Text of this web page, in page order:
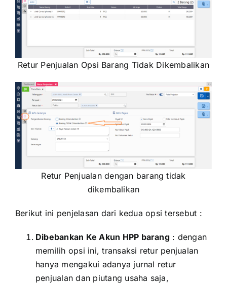
Retur Penjualan Opsi Barang Tidak Dikembalikan
Retur Penjualan dengan barang tidak
dikembalikan
Berikut ini penjelasan dari kedua opsi tersebut :
Dibebankan Ke Akun HPP barang: dengan
memilih opsi ini, transaksi retur penjualan
hanya mengakui adanya jurnal retur
penjualan dan piutang usaha saja,